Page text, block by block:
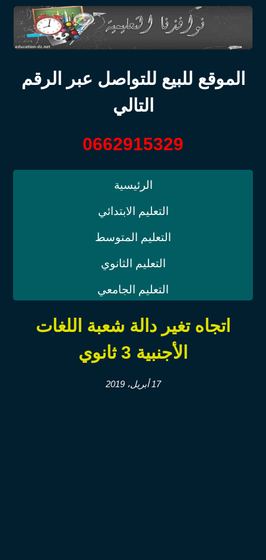
الموقع للبيع للتواصل عبر الرقم
التالي
0662915329
الرئيسية
التعليم الابتدائي
التعليم المتوسط
التعليم الثانوي
التعليم الجامعي
اتجاه تغير دالة شعبة اللغات
الأجنبية 3 ثانوي
17 أبريل، 2019